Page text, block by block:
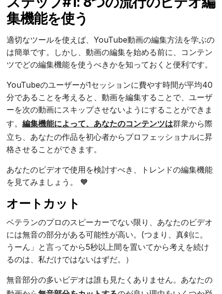
集機能を使う
適切なツールを使えば、YouTube動画の編集方法を学ぶの
は簡単です。しかし、動画の編集を始める前に、コンテン
ツでどの編集機能を使うべきかを知っておくと便利です。
YouTubeのユーザーが1セッションに費やす時間が平均40
分であることを考えると、動画を編集することで、ユーザ
ーを次の動画にスキップさせないようにすることができま
す。編集機能によって、あなたのコンテンツは群衆から際
立ち、あなたの作品を初心者からプロフェッショナルに昇
格させることができます。
あなたのビデオで使用を検討すべき、トレンドの編集機能
を見てみましょう。 🧡
オートカット
ベテランのプロのスピーカーでない限り、あなたのビデオ
には無音の部分がある可能性が高い。(つまり、真剣に。
うーん」と言ってから5秒以上間を置いてから考えを続け
るのは、私だけではないはずだ。）
無音部分の多いビデオは誰も見たくありません。あなたの